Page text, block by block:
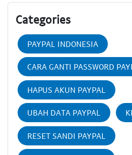
Categories
PAYPAL INDONESIA
CARA GANTI PASSWORD
HAPUS AKUN PAYPAL
UBAH DATA PAYPAL
RESET SANDI PAYPAL